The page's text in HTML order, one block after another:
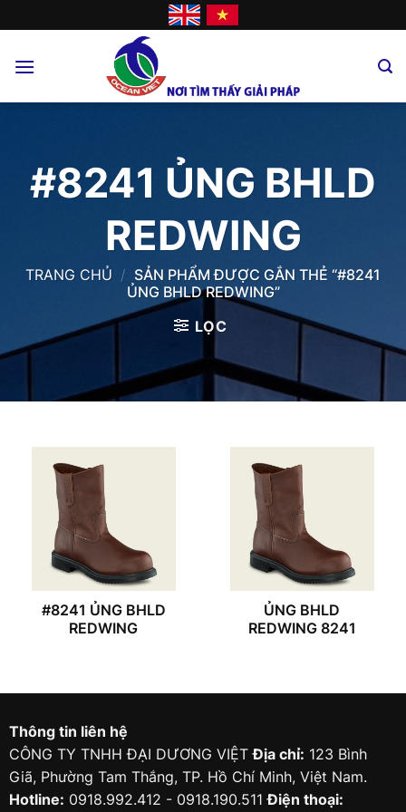
to
#8241 ỦNG BHLD
REDWING
TRANG CHỦ / SẢN PHẨM ĐƯỢC GẮN THẺ “#8241
ỦNG BHLD REDWING”
LỌC
#8241 ỦNG BHLD
REDWING
ỦNG BHLD
REDWING 8241
Thông tin liên hệ
CÔNG TY TNHH ĐẠI DƯƠNG VIỆTĐịa chỉ: 123 Bình
Giã, Phường Tam Thắng, TP. Hồ Chí Minh, Việt Nam.
Hotline: 0918.992.412 - 0918.190.511Điện thoại: